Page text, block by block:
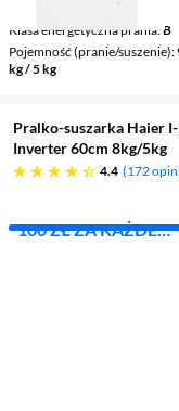
Klasa energetyczna prania B
Pojemność (pranie/suszenie)
kg / 5 kg
Pralko-suszarka Haier
Inverter 60cm 8kg/5kg
4.4
4.4 gwiazdek 172
100 ZŁ ZA KAŻDE